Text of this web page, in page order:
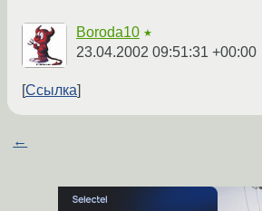
Boroda10 ★
23.04.2002 09:51:31 +00:00
Ссылка
←